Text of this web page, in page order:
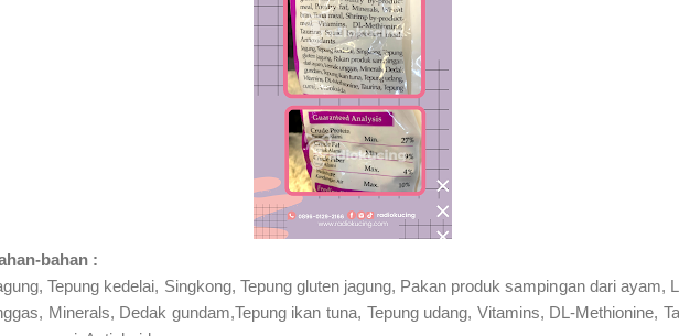
bahan :
Tepung kedelai, Singkong, Tepung gluten jagung, Pakan produk sampingan dari ayam,
Minerals, Dedak gundam,Tepung ikan tuna, Tepung udang, Vitamins, DL-Methionine,